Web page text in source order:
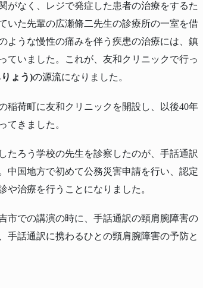
がなく、レジで発症した患者の治療をするた
いた先輩の広瀬脩二先生の診療所の一室を借
ような慢性の痛みを伴う疾患の治療には、鎮
ていました。これが、友和クリニックで行っ
ょう)の源流になりました。
稲荷町に友和クリニックを開設し、以後40年
てきました。
たろう学校の先生を診察したのが、手話通訳
国地方で初めて公務災害申請を行い、認定
や治療を行うことになりました。
市での講演の時に、手話通訳の頸肩腕障害の
手話通訳に携わるひとの頸肩腕障害の予防と